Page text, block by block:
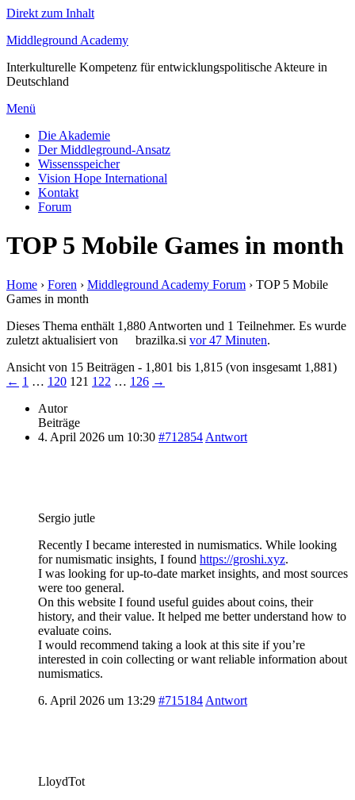
Direkt zum Inhalt
Middleground Academy
Interkulturelle Kompetenz für entwicklungspolitische Akteure in
Deutschland
Menü
Die Akademie
Der Middleground-Ansatz
Wissensspeicher
Vision Hope International
Kontakt
Forum
TOP 5 Mobile Games in month
Home › Foren › Middleground Academy Forum › TOP 5 Mobile
Games in month
Dieses Thema enthält 1,880 Antworten und 1 Teilnehmer. Es wurde
zuletzt aktualisiert von
brazilka.si vor 47 Minuten.
Ansicht von 15 Beiträgen - 1,801 bis 1,815 (von insgesamt 1,881)
← 1 … 120 121 122 … 126 →
Autor
Beiträge
4. April 2026 um 10:30 #712854 Antwort
Sergio jutle
Recently I became interested in numismatics. While looking
for numismatic insights, I found https://groshi.xyz.
I was looking for up-to-date market insights, and most sources
were too general.
On this website I found useful guides about coins, their
history, and their value. It helped me better understand how to
evaluate coins.
I would recommend taking a look at this site if you’re
interested in coin collecting or want reliable information about
numismatics.
6. April 2026 um 13:29 #715184 Antwort
LloydTot